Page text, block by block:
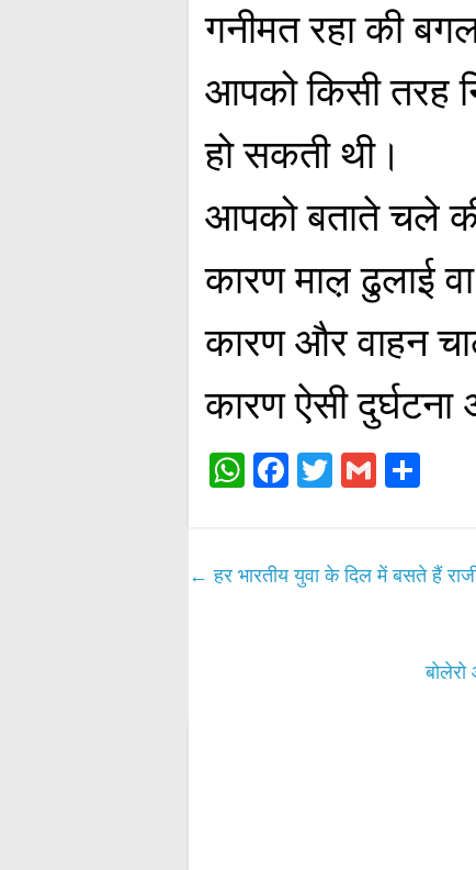
गनीमत रहा की
आपको किसी तरह
हो सकती थी।
आपको बताते चले
कारण माल़ ढुलाई
कारण और वाहन
कारण ऐसी
W
A
Fa
ok
T
r
G
← हर भारतीय युवा के दिल में बसते हैं